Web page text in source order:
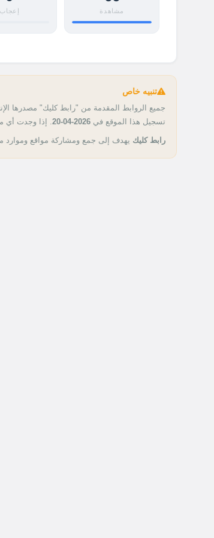
مشاهدة إعجاب
تنبيه خاص
جميع الروابط المقدمة من "رابط كليك" مصدرها
تسجيل هذا الموقع في 2026-04-20 . إذا وجدت أي
رابط كليك يهدف إلى جمع ومشاركة مواقع وموارد